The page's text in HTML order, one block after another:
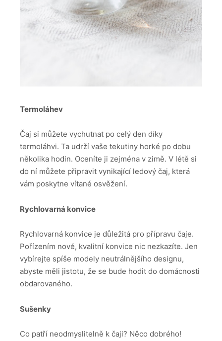
Termoláhev
Čaj si můžete vychutnat po celý den díky
termoláhvi. Ta udrží vaše tekutiny horké po dobu
několika hodin. Oceníte ji zejména v zimě. V létě si
do ní můžete připravit vynikající ledový čaj, která
vám poskytne vítané osvěžení.
Rychlovarná konvice
Rychlovarná konvice je důležitá pro přípravu čaje.
Pořízením nové, kvalitní konvice nic nezkazíte. Jen
vybírejte spíše modely neutrálnějšího designu,
abyste měli jistotu, že se bude hodit do domácnosti
obdarovaného.
Sušenky
Co patří neodmyslitelně k čaji? Něco dobrého!